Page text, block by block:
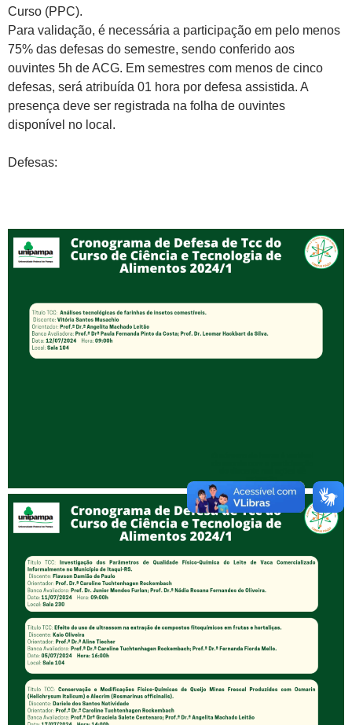
Curso (PPC).
Para validação, é necessária a participação em pelo menos
75% das defesas do semestre, sendo conferido aos
ouvintes 5h de ACG. Em semestres com menos de cinco
defesas, será atribuída 01 hora por defesa assistida. A
presença deve ser registrada na folha de ouvintes
disponível no local.
Defesas: